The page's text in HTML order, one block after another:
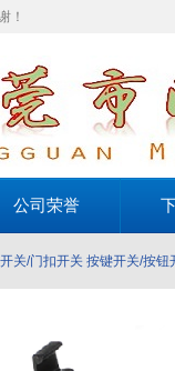
！
公司荣誉
关/门扣开关 按键开关/按钮